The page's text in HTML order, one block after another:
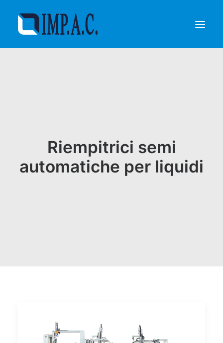
ReferenzeRiempitrici semi
automatiche per liquidi